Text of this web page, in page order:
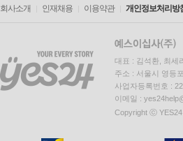
회사소개 인재채용 이용약관 개인정보처리방
대표 : 김석환, 최세
주소 : 서울시 영등
사업자등록번호 :
이메일 :
Copyright ⓒ YES24